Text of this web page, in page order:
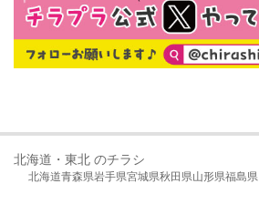
北海道・東北 のチラシ
北海道青森県岩手県宮城県秋田県山形県福島県